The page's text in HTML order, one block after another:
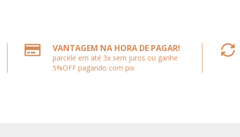
VANTAGEM NA HORA DE PAGAR!
parcele em até 3x sem juros ou ganhe
5%OFF pagando com pix